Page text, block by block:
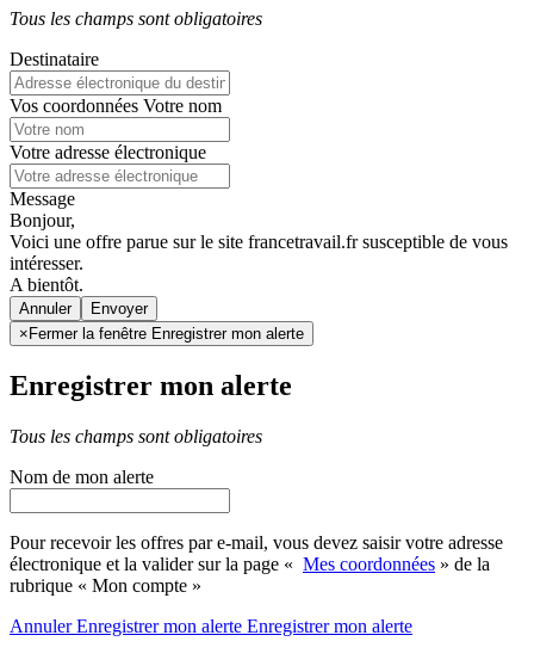
Tous les champs sont obligatoires
Destinataire
Vos coordonnées Votre nom
Votre adresse électronique
Message
Bonjour,
Voici une offre parue sur le site francetravail.fr susceptible de vous
intéresser.
A bientôt.
Annuler
× Fermer la fenêtre Enregistrer mon alerte
Enregistrer mon alerte
Tous les champs sont obligatoires
Nom de mon alerte
Pour recevoir les offres par e-mail, vous devez saisir votre adresse
électronique et la valider sur la page « Mes coordonnées » de la
rubrique « Mon compte »
AnnulerEnregistrer mon alerte Enregistrermon alerte